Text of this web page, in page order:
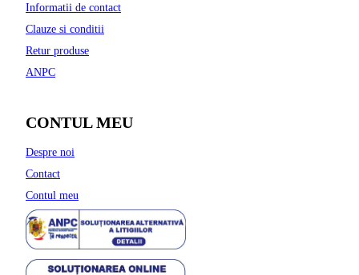
Informatii de contact
Clauze si conditii
Retur produse
ANPC
CONTUL MEU
Despre noi
Contact
Contul meu